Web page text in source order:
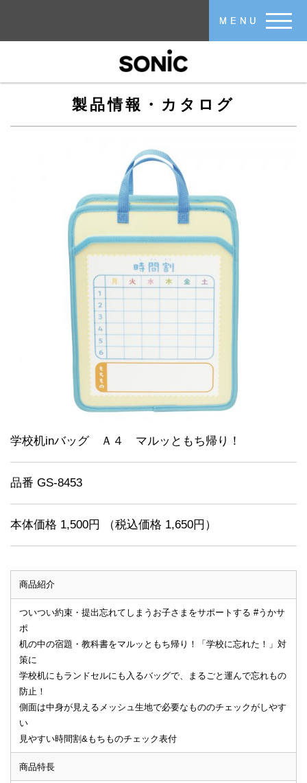
MENU
製品情報・カタログ
学校机inバッグ Ａ４ マルッともち帰り！
品番 GS-8453
本体価格 1,500円 （税込価格 1,650円）
商品紹介
ついつい約束・提出忘れてしまうお子さまをサポートする #うかサ
ポ
机の中の宿題・教科書をマルッともち帰り！「学校に忘れた！」対
策に
学校机にもランドセルにも入るバッグで、まるごと運んで忘れもの
防止！
側面は中身が見えるメッシュ生地で必要なもののチェックがしやす
い
見やすい時間割&もちものチェック表付
商品特長